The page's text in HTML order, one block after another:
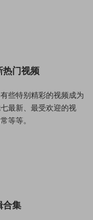
热门视频
些特别精彩的视频成为
最新、最受欢迎的视
等等。
合集